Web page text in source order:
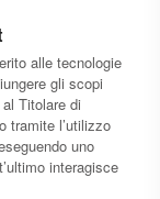
alle tecnologie
gli scopi
Titolare di
tramite l’utilizzo
uno
interagisce